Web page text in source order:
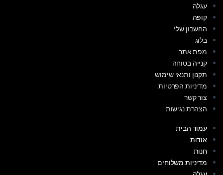
עגלה
קופה
החשבון שלי
בלוג
מפת אתר
קנייה בטוחה
תקנון ותנאי שימוש
מדיניות הפרטיות
צור קשר
הצהרת נגישות
עמוד הבית
אודות
חנות
מדיניות משלוחים